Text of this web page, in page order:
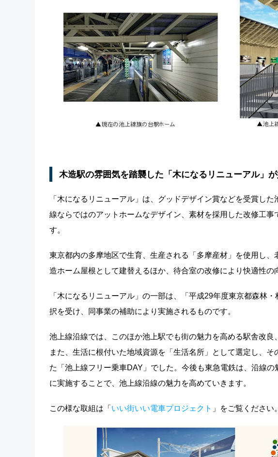
木造駅の雰囲気を踏襲した「木になるリニューアル」
「木になるリニューアル」は、グッドデザイン賞などを受賞し
線ならではのアットホームなデザイン、素材を採用した改修工事
す。
東京都内の多摩地区で生育、生産される「多摩産材」を使用し
造ホーム屋根として建替えるほか、待合室の改修により快適性の
「木になるリニューアル」の一部は、「平成29年度東京都森林
択を受け、同事業の補助により実施されるものです。
池上線沿線では、このほか池上駅でも街の魅力を高める駅舎改良
また、生活に根付いた地域資源を「生活名所」として選定し、
た「池上線フリー乗車DAY」でした。今後も東急電鉄は、沿線
に実施することで、池上線沿線の魅力を高めていきます。
この様な取組は「 いい街いい電車プロジェクト 」をご覧ください。